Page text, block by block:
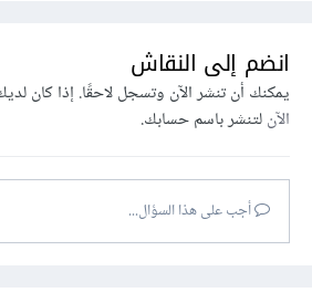
انضم إلى النقاش
يمكنك أن تنشر الآن وتسجل لاحقًا. إذا كان
الآنلتنشر باسم حسابك.
أجب على هذا السؤال...